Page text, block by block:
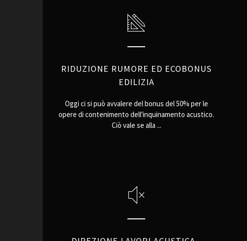
RIDUZIONE RUMORE ED ECOBONUS
EDILIZIA
Oggi ci si può avvalere del bonus del 50% per le
opere di contenimento dell'inquinamento acustico.
Ciò vale se alla ...